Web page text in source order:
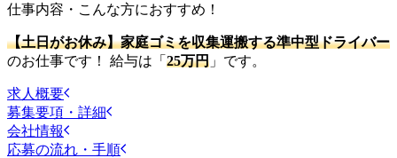
仕事内容・こんな方におすすめ！
【土日がお休み】家庭ゴミを収集運搬する準中型ドライバー
のお仕事です！ 給与は「 25万円 」です。
求人概要
募集要項・詳細
会社情報
応募の流れ・手順